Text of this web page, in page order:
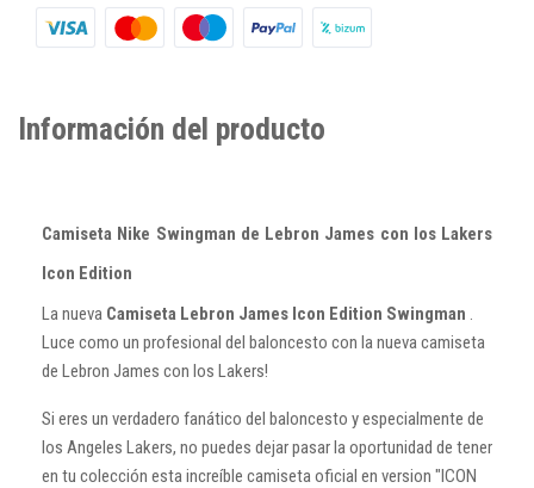
Información del producto
Camiseta Nike Swingman de Lebron James con los Lakers
Icon Edition
La nueva Camiseta Lebron James Icon Edition Swingman .
Luce como un profesional del baloncesto con la nueva camiseta
de Lebron James con los Lakers!
Si eres un verdadero fanático del baloncesto y especialmente de
los Angeles Lakers, no puedes dejar pasar la oportunidad de tener
en tu colección esta increíble camiseta oficial en version "ICON